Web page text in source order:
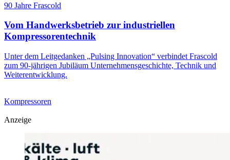
90 Jahre Frascold
Vom Handwerksbetrieb zur industriellen
Kompressorentechnik
Unter dem Leitgedanken „Pulsing Innovation“ verbindet Frascold
zum 90-jährigen Jubiläum Unternehmensgeschichte, Technik und
Weiterentwicklung.
Kompressoren
Anzeige